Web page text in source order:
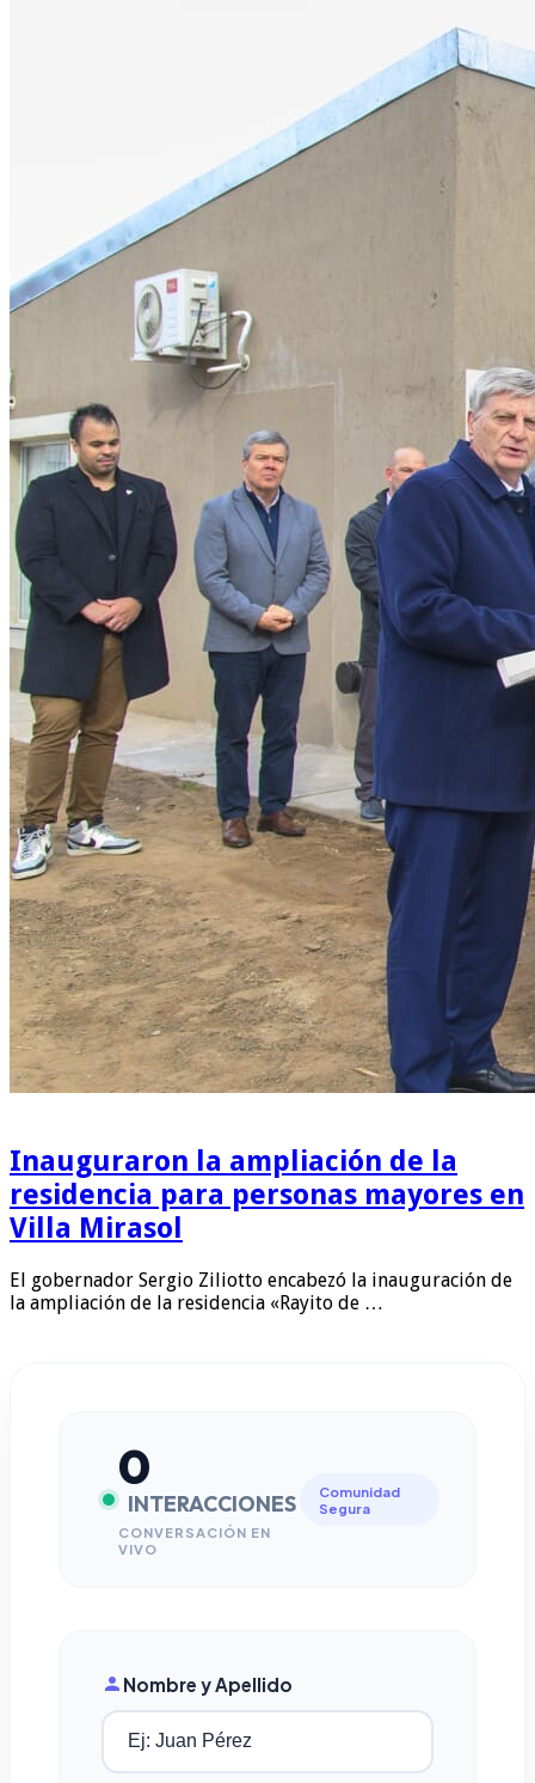
Inauguraron la ampliación de la
residencia para personas mayores en
Villa Mirasol
El gobernador Sergio Ziliotto encabezó la inauguración de
la ampliación de la residencia «Rayito de …
0
INTERACCIONES
CONVERSACIÓN EN
VIVO
Comunidad
Segura
Nombre y Apellido